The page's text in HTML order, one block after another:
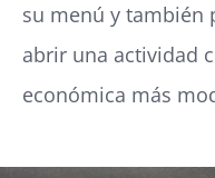
su menú y también
abrir una actividad
económica más